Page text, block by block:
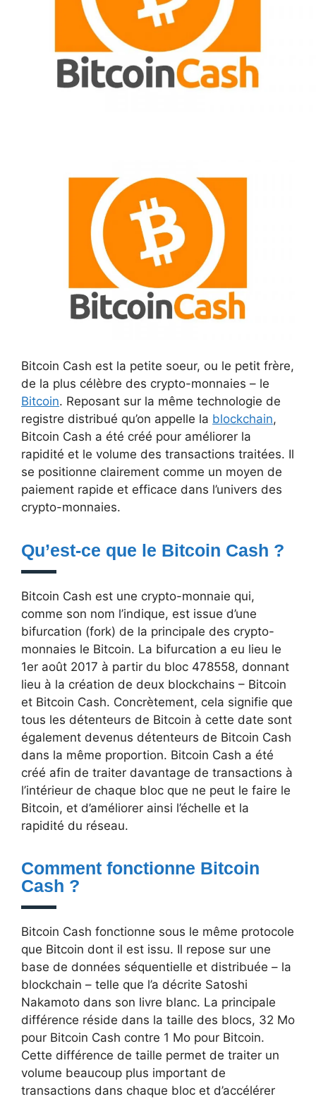
Bitcoin Cash est la petite soeur, ou le petit frère,
de la plus célèbre des crypto-monnaies – le
Bitcoin. Reposant sur la même technologie de
registre distribué qu’on appelle la blockchain,
Bitcoin Cash a été créé pour améliorer la
rapidité et le volume des transactions traitées. Il
se positionne clairement comme un moyen de
paiement rapide et efficace dans l’univers des
crypto-monnaies.
Qu’est-ce que le Bitcoin Cash ?
Bitcoin Cash est une crypto-monnaie qui,
comme son nom l’indique, est issue d’une
bifurcation (fork) de la principale des crypto-
monnaies le Bitcoin. La bifurcation a eu lieu le
1er août 2017 à partir du bloc 478558, donnant
lieu à la création de deux blockchains – Bitcoin
et Bitcoin Cash. Concrètement, cela signifie que
tous les détenteurs de Bitcoin à cette date sont
également devenus détenteurs de Bitcoin Cash
dans la même proportion. Bitcoin Cash a été
créé afin de traiter davantage de transactions à
l’intérieur de chaque bloc que ne peut le faire le
Bitcoin, et d’améliorer ainsi l’échelle et la
rapidité du réseau.
Comment fonctionne Bitcoin
Cash ?
Bitcoin Cash fonctionne sous le même protocole
que Bitcoin dont il est issu. Il repose sur une
base de données séquentielle et distribuée – la
blockchain – telle que l’a décrite Satoshi
Nakamoto dans son livre blanc. La principale
différence réside dans la taille des blocs, 32 Mo
pour Bitcoin Cash contre 1 Mo pour Bitcoin.
Cette différence de taille permet de traiter un
volume beaucoup plus important de
transactions dans chaque bloc et d’accélérer